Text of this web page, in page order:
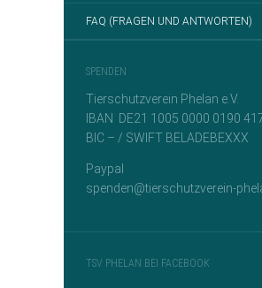
FAQ (FRAGEN UND ANTWORTEN)
SPENDEN
Tierschutzverein Phelan e.V.
IBAN DE21 1005 0000 0190
BIC – / SWIFT BELADEBEXXX
Paypal
spenden@tierschutzverein-
TSV PHELAN BEI FACEBOOK